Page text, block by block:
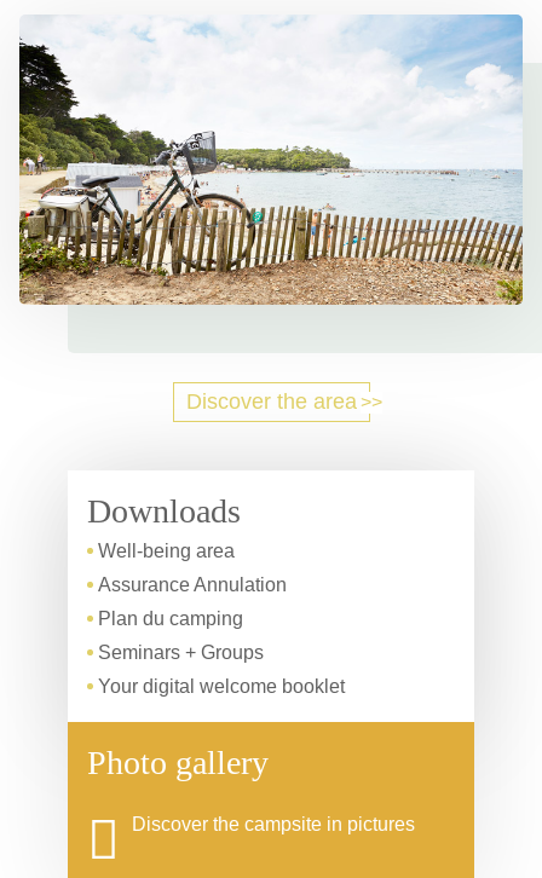
Discover the area
Downloads
Well-being area
Assurance Annulation
Plan du camping
Seminars + Groups
Your digital welcome booklet
Photo gallery
Discover the campsite in pictures